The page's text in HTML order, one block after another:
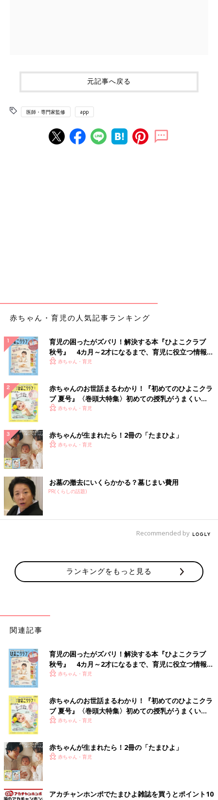
元記事へ戻る
医師・専門家監修 app
赤ちゃん・育児の人気記事ランキング
育児の困ったがズバリ！解決する本『ひよこクラブ
秋号』 4カ月～2才になるまで、育児に役立つ情報が
いっぱい！
赤ちゃん・育児
赤ちゃんのお世話まるわかり！『初めてのひよこクラ
ブ 夏号』〈巻頭大特集〉初めての授乳がうまくい
く！ おっぱい・ミルクの基本と夏のトラブル 解決テ
赤ちゃん・育児
赤ちゃんが生まれたら！2冊の「たまひよ」
赤ちゃん・育児
お墓の撤去にいくらかかる？墓じまい費用
PR(くらしの話題)
Recommended by
ランキングをもっと見る
関連記事
育児の困ったがズバリ！解決する本『ひよこクラブ
秋号』 4カ月～2才になるまで、育児に役立つ情報が
いっぱい！
赤ちゃん・育児
赤ちゃんのお世話まるわかり！『初めてのひよこクラ
ブ 夏号』〈巻頭大特集〉初めての授乳がうまくい
く！ おっぱい・ミルクの基本と夏のトラブル 解決テ
赤ちゃん・育児
赤ちゃんが生まれたら！2冊の「たまひよ」
赤ちゃん・育児
アカチャンホンポでたまひよ雑誌を買うとポイント10